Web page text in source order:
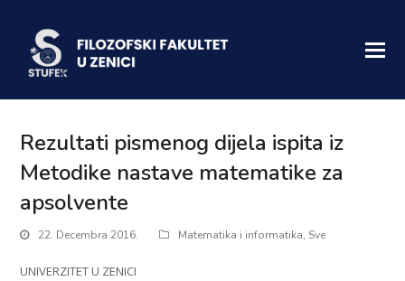
Rezultati pismenog dijela ispita iz
Metodike nastave matematike za
apsolvente
22. Decembra 2016. Matematika i informatika, Sve
UNIVERZITET U ZENICI